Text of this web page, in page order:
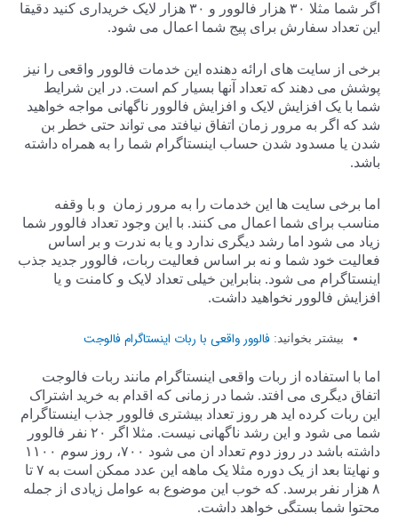
اگر شما مثلا ۳۰ هزار فالوور و ۳۰ هزار لایک خریداری کنید دقیقا
این تعداد سفارش برای پیج شما اعمال می شود.
برخی از سایت های ارائه دهنده این خدمات فالوور واقعی را نیز
پوشش می دهند که تعداد آنها بسیار کم است. در این شرایط
شما با یک افزایش لایک و افزایش فالوور ناگهانی مواجه خواهید
شد که اگر به مرور زمان اتفاق نیافتد می تواند حتی خطر بن
شدن یا مسدود شدن حساب اینستاگرام شما را به همراه داشته
باشد.
اما برخی سایت ها این خدمات را به مرور زمان و با وقفه
مناسب برای شما اعمال می کنند. با این وجود تعداد فالوور شما
زیاد می شود اما رشد دیگری ندارد و یا به ندرت و بر اساس
فعالیت خود شما و نه بر اساس فعالیت ربات، فالوور جدید جذب
اینستاگرام می شود. بنابراین خیلی تعداد لایک و کامنت و یا
افزایش فالوور نخواهید داشت.
بیشتر بخوانید:فالوور واقعی با ربات اینستاگرام فالوجت
اما با استفاده از ربات واقعی اینستاگرام مانند ربات فالوجت
اتفاق دیگری می افتد. شما در زمانی که اقدام به خرید اشتراک
این ربات کرده اید هر روز تعداد بیشتری فالوور جذب اینستاگرام
شما می شود و این رشد ناگهانی نیست. مثلا اگر ۲۰ نفر فالوور
داشته باشد در روز دوم تعداد ان می شود ۷۰۰، روز سوم ۱۱۰۰
و نهایتا بعد از یک دوره مثلا یک ماهه این عدد ممکن است به ۷ تا
۸ هزار نفر برسد. که خوب این موضوع به عوامل زیادی از جمله
محتوا شما بستگی خواهد داشت.